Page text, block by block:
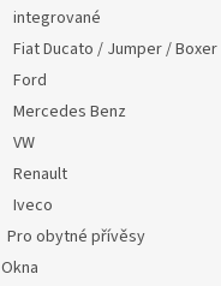
integrované
Fiat Ducato / Jumper / Boxer
Ford
Mercedes Benz
VW
Renault
Iveco
Pro obytné přívěsy
Okna